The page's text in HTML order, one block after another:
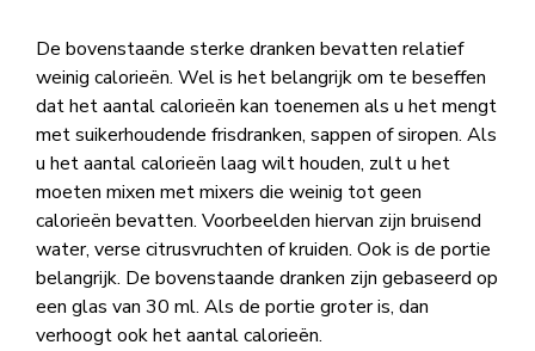
De bovenstaande sterke dranken bevatten relatief
weinig calorieën. Wel is het belangrijk om te beseffen
dat het aantal calorieën kan toenemen als u het mengt
met suikerhoudende frisdranken, sappen of siropen. Als
u het aantal calorieën laag wilt houden, zult u het
moeten mixen met mixers die weinig tot geen
calorieën bevatten. Voorbeelden hiervan zijn bruisend
water, verse citrusvruchten of kruiden. Ook is de portie
belangrijk. De bovenstaande dranken zijn gebaseerd op
een glas van 30 ml. Als de portie groter is, dan
verhoogt ook het aantal calorieën.